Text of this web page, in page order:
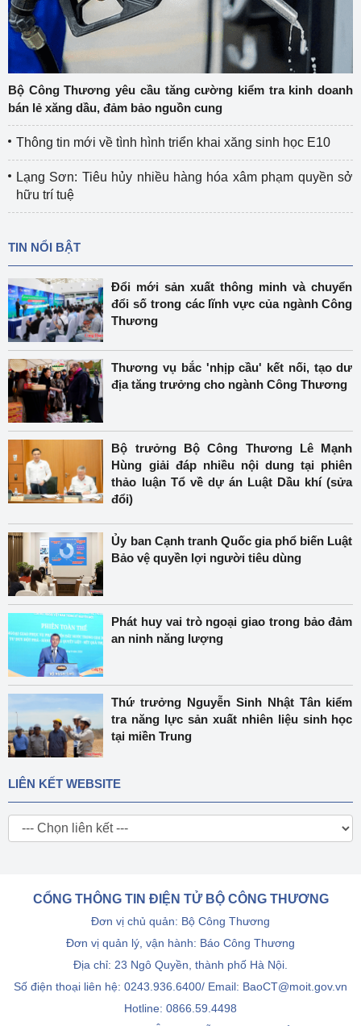
Bộ Công Thương yêu cầu tăng cường kiểm tra kinh doanh
bán lẻ xăng dầu, đảm bảo nguồn cung
Thông tin mới về tình hình triển khai xăng sinh học E10
Lạng Sơn: Tiêu hủy nhiều hàng hóa xâm phạm quyền sở
hữu trí tuệ
TIN NỔI BẬT
Đổi mới sản xuất thông minh và chuyển
đổi số trong các lĩnh vực của ngành Công
Thương
Thương vụ bắc 'nhịp cầu' kết nối, tạo dư
địa tăng trưởng cho ngành Công Thương
Bộ trưởng Bộ Công Thương Lê Mạnh
Hùng giải đáp nhiều nội dung tại phiên
thảo luận Tổ về dự án Luật Dầu khí (sửa
đổi)
Ủy ban Cạnh tranh Quốc gia phổ biến Luật
Bảo vệ quyền lợi người tiêu dùng
Phát huy vai trò ngoại giao trong bảo đảm
an ninh năng lượng
Thứ trưởng Nguyễn Sinh Nhật Tân kiểm
tra năng lực sản xuất nhiên liệu sinh học
tại miền Trung
LIÊN KẾT WEBSITE
CỔNG THÔNG TIN ĐIỆN TỬ BỘ CÔNG THƯƠNG
Đơn vị chủ quản: Bộ Công Thương
Đơn vị quản lý, vận hành: Báo Công Thương
Địa chỉ: 23 Ngô Quyền, thành phố Hà Nội.
Số điện thoại liên hệ: 0243.936.6400/ Email: BaoCT@moit.gov.vn
Hotline: 0866.59.4498